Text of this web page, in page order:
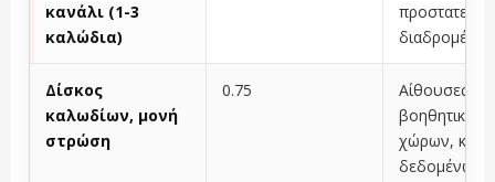
κανάλι (1-3
καλώδια)
διαδρομές
Δίσκος
καλωδίων, μονή
στρώση
0.75
Αίθουσες
βοηθητικών
χώρων,
δεδομένων